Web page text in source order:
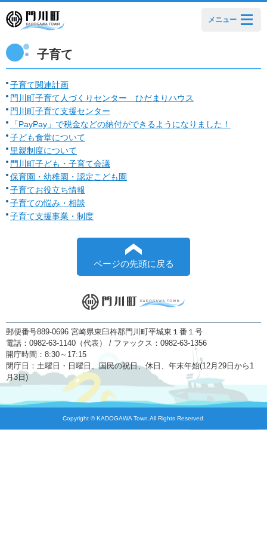
メニュー
子育て
子育て関連計画
門川町子育て人づくりセンター ひだまりハウス
門川町子育て支援センター
「PayPay」で税金などの納付ができるようになりました！
子ども食堂について
里親制度について
門川町子ども・子育て会議
保育園・幼稚園・認定こども園
子育てお役立ち情報
子育ての悩み・相談
子育て支援事業・制度
ページの先頭に戻る
郵便番号889-0696 宮崎県東臼杵郡門川町平城東１番１号
電話：0982-63-1140（代表） / ファックス：0982-63-1356
開庁時間：8:30～17:15
閉庁日：土曜日・日曜日、国民の祝日、休日、年末年始(12月29日から1
月3日)
Copyright © KADOGAWA Town.All Rights Reserved.